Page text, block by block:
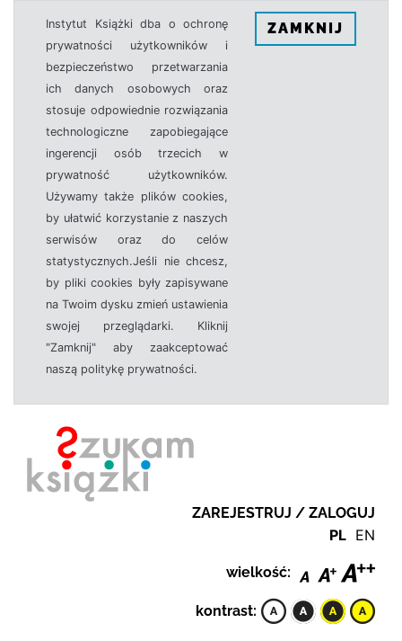
Instytut Książki dba o ochronę
prywatności użytkowników i
bezpieczeństwo przetwarzania
ich danych osobowych oraz
stosuje odpowiednie rozwiązania
technologiczne zapobiegające
ingerencji osób trzecich w
prywatność użytkowników.
Używamy także plików cookies,
by ułatwić korzystanie z naszych
serwisów oraz do celów
statystycznych.Jeśli nie chcesz,
by pliki cookies były zapisywane
na Twoim dysku zmień ustawienia
swojej przeglądarki. Kliknij
"Zamknij" aby zaakceptować
naszą politykę prywatności.
ZAMKNIJ
ZAREJESTRUJ / ZALOGUJ
PL EN
wielkość:
kontrast: